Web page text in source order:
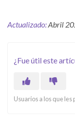
Actualizado:Abril
¿Fue útil este
Usuarios a los que les